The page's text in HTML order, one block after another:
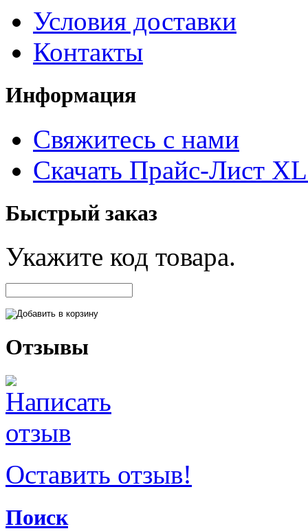
Условия доставки
Контакты
Информация
Свяжитесь с нами
Скачать Прайс-Лист
Быстрый заказ
Укажите код товара.
Отзывы
Оставить отзыв!
Поиск